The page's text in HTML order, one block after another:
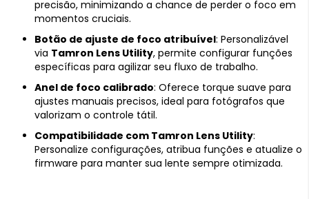
precisão, minimizando a chance de perder o foco em
momentos cruciais.
Botão de ajuste de foco atribuível: Personalizável
via Tamron Lens Utility, permite configurar funções
específicas para agilizar seu fluxo de trabalho.
Anel de foco calibrado: Oferece torque suave para
ajustes manuais precisos, ideal para fotógrafos que
valorizam o controle tátil.
Compatibilidade com Tamron Lens Utility:
Personalize configurações, atribua funções e atualize o
firmware para manter sua lente sempre otimizada.